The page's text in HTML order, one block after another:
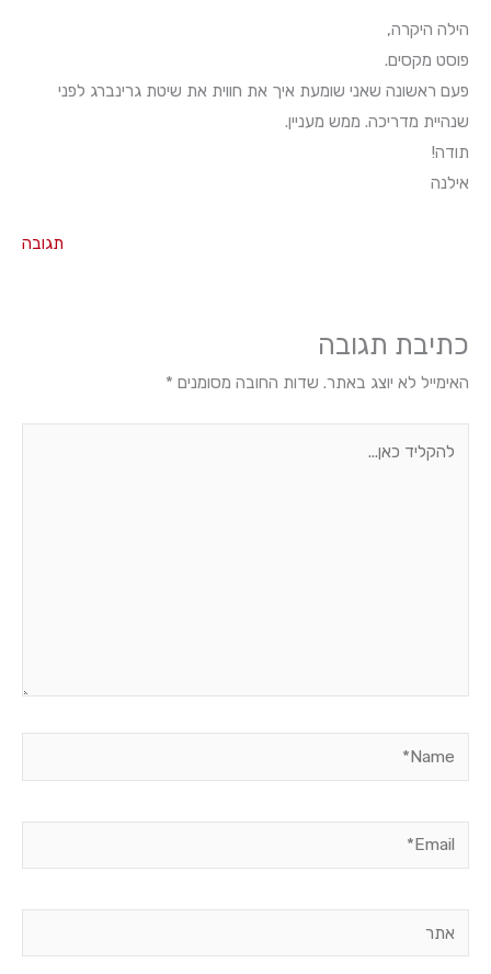
הילה היקרה,
פוסט מקסים.
פעם ראשונה שאני שומעת איך את חווית את שיטת גרינברג לפני
שנהיית מדריכה. ממש מעניין.
תודה!
אילנה
תגובה
כתיבת תגובה
האימייל לא יוצג באתר. שדות החובה מסומנים *
Email*